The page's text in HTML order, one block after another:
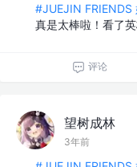
#JUEJIN FRIENDS
真是太棒啦！看了
评论
望树成林
3年前